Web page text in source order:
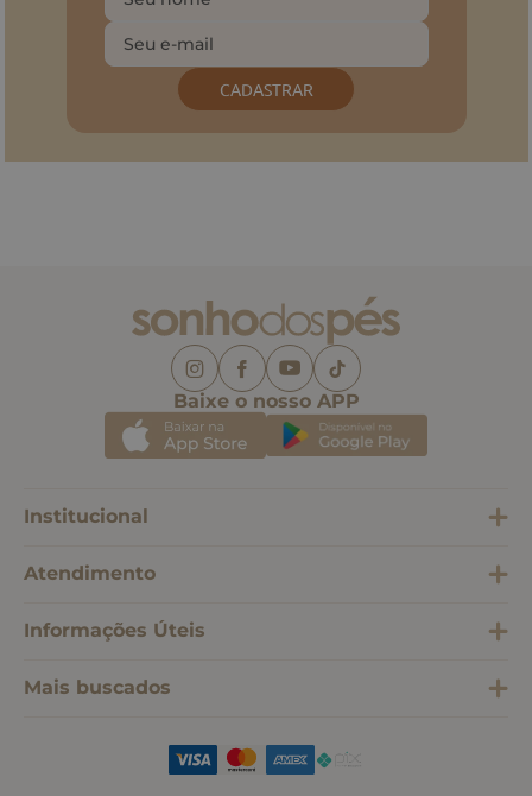
CADASTRAR
Baixe o nosso APP
Institucional
Atendimento
Informações Úteis
Mais buscados